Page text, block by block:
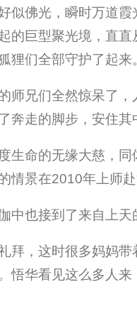
似佛光，瞬时万道
的巨型聚光境，直
狸们全部守护了起来
师兄们全然惊呆了
走的脚步，安住其
生命的无缘大慈，
景在2010年上师
中也接到了来自上天
拜，这时很多妈妈
悟华看见这么多人